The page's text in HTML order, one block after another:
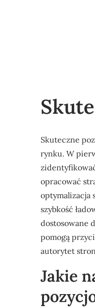
Skuteczne
rynku. W
opracować
optymalizacja
szybkość
dostosowane
pomogą
autorytet
Jakie